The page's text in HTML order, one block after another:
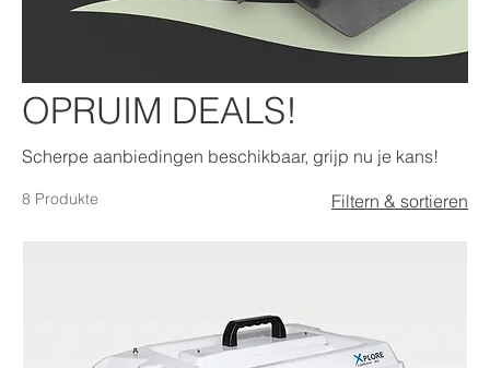
OPRUIM DEALS!
Scherpe aanbiedingen beschikbaar, grijp nu je kans!
8 Produkte Filtern & sortieren